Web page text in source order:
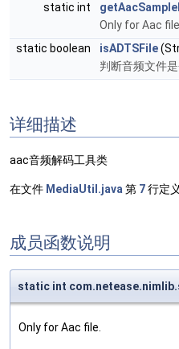
static int
Only for Aac file.
static boolean
isADTSFile
判断音频文件
详细描述
aac音频解码工具类
在文件 MediaUtil.java 第 7行定义.
成员函数说明
static int
Only for Aac file.